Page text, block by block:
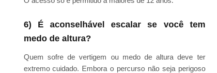
6) É aconselhável escalar se você tem
medo de altura?
Quem sofre de vertigem ou medo de altura deve ter
extremo cuidado. Embora o percurso não seja perigoso